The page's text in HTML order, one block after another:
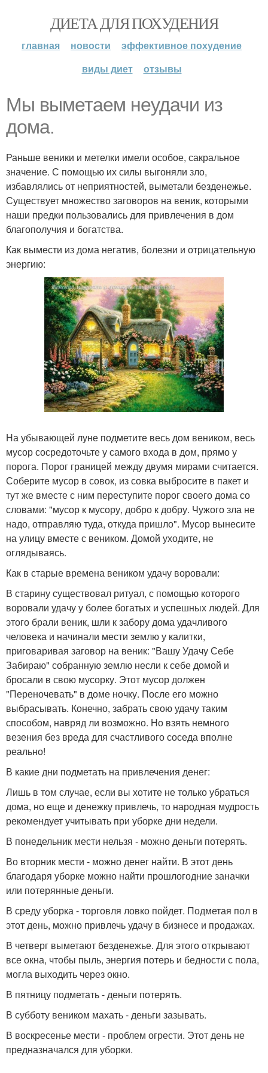
ДИЕТА ДЛЯ ПОХУДЕНИЯ
главная новости
эффективное похудение
виды диет
отзывы
Мы выметаем неудачи из
дома.
Раньше веники и метелки имели особое, сакральное
значение. С помощью их силы выгоняли зло,
избавлялись от неприятностей, выметали безденежье.
Существует множество заговоров на веник, которыми
наши предки пользовались для привлечения в дом
благополучия и богатства.
Как вымести из дома негатив, болезни и отрицательную
энергию:
На убывающей луне подметите весь дом веником, весь
мусор сосредоточьте у самого входа в дом, прямо у
порога. Порог границей между двумя мирами считается.
Соберите мусор в совок, из совка выбросите в пакет и
тут же вместе с ним переступите порог своего дома со
словами: "мусор к мусору, добро к добру. Чужого зла не
надо, отправляю туда, откуда пришло". Мусор вынесите
на улицу вместе с веником. Домой уходите, не
оглядываясь.
Как в старые времена веником удачу воровали:
В старину существовал ритуал, с помощью которого
воровали удачу у более богатых и успешных людей. Для
этого брали веник, шли к забору дома удачливого
человека и начинали мести землю у калитки,
приговаривая заговор на веник: "Вашу Удачу Себе
Забираю" собранную землю несли к себе домой и
бросали в свою мусорку. Этот мусор должен
"Переночевать" в доме ночку. После его можно
выбрасывать. Конечно, забрать свою удачу таким
способом, навряд ли возможно. Но взять немного
везения без вреда для счастливого соседа вполне
реально!
В какие дни подметать на привлечения денег:
Лишь в том случае, если вы хотите не только убраться
дома, но еще и денежку привлечь, то народная мудрость
рекомендует учитывать при уборке дни недели.
В понедельник мести нельзя - можно деньги потерять.
Во вторник мести - можно денег найти. В этот день
благодаря уборке можно найти прошлогодние заначки
или потерянные деньги.
В среду уборка - торговля ловко пойдет. Подметая пол в
этот день, можно привлечь удачу в бизнесе и продажах.
В четверг выметают безденежье. Для этого открывают
все окна, чтобы пыль, энергия потерь и бедности с пола,
могла выходить через окно.
В пятницу подметать - деньги потерять.
В субботу веником махать - деньги зазывать.
В воскресенье мести - проблем огрести. Этот день не
предназначался для уборки.